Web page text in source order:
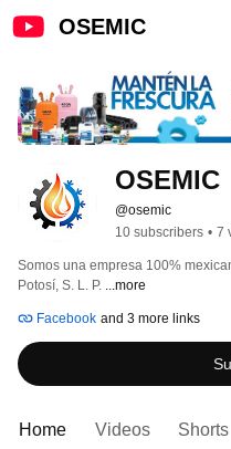
OSEMIC
OSEMIC
@osemic
10 subscribers • 7
Somos una empresa 100%
Potosí, S. L. P. ...more
Facebook and 3 more links
Home Videos Shorts